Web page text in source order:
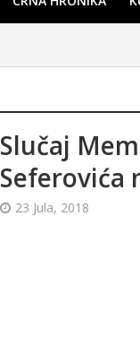
Slučaj
Seferovića
23 Jula, 2018